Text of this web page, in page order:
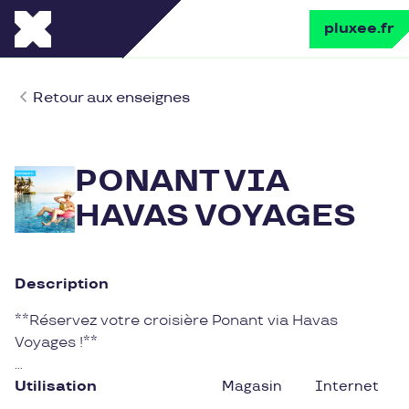
pluxee.fr
Retour aux enseignes
PONANT VIA
HAVAS VOYAGES
Description
**Réservez votre croisière Ponant via Havas
Voyages !**
**Notre métier : vous être utile, tout simplement !**
Utilisation Magasin Internet